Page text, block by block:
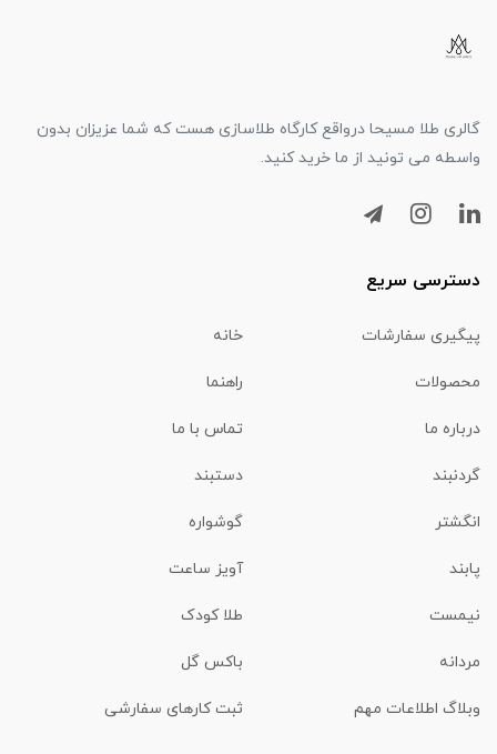
گالری طلا مسیحا درواقع کارگاه طلاسازی هست که شما عزیزان بدون
واسطه می تونید از ما خرید کنید.
دسترسی سریع
پیگیری سفارشات خانه
محصولات راهنما
درباره ما تماس با ما
گردنبند دستبند
انگشتر گوشواره
پابند آویز ساعت
نیمست طلا کودک
مردانه باکس گل
وبلاگ اطلاعات مهم ثبت کارهای سفارشی